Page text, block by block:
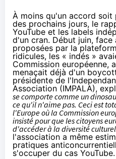
À moins qu'un accord
des prochains jours, le
YouTube et les labels
d'un cran. Début juin, face
proposées par la
ridicules, les « indés »
Commission européenne,
menaçait déjà d'un
présidente de
Association (IMPALA),
se comporte comme un
ce qu'il n'aime pas. Ceci est
l'Europe où la Commission
insisté pour que les citoyens
d'accéder à la diversité
l'association a même
pratiques
s'occuper du cas YouTube.